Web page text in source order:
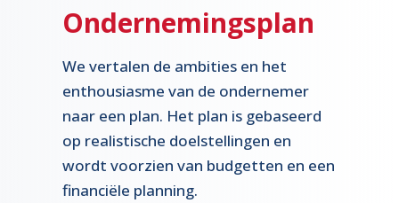
Ondernemingsplan
We vertalen de ambities en het
enthousiasme van de ondernemer
naar een plan. Het plan is gebaseerd
op realistische doelstellingen en
wordt voorzien van budgetten en een
financiële planning.